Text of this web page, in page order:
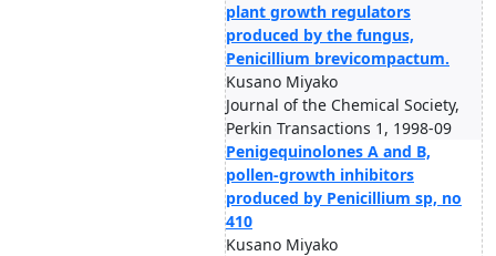
plant growth regulators
produced by the fungus,
Penicillium brevicompactum.
Kusano Miyako
Journal of the Chemical Society,
Perkin Transactions 1, 1998-09
Penigequinolones A and B,
pollen-growth inhibitors
produced by Penicillium sp, no
410
Kusano Miyako